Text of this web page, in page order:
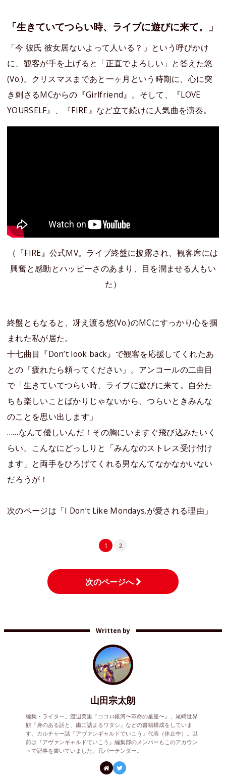
「生きていてつらい時、ライブに遊びに来て。」
「今 彼氏 彼女居ないよって人いる？」という呼びかけ
に、観客が手を上げると「正直でよろしい」と答えた悠
(Vo.)。クリスマスまであと一ヶ月という時期に、心に突
き刺さるMCからの『Girlfriend』。そして、『LOVE
YOURSELF』、『FIRE』など立て続けに人気曲を演奏。
（『FIRE』公式MV。ライブ終盤に披露され、観客席には
興奮と感動とハッピーさのあまり、目を潤ませる人もい
た）
終盤ともなると、冴え渡る悠(Vo.)のMCにすっかり心を掴
まれた私が居た。
十七曲目『Don’t look back』で観客を応援してくれたあ
との「疲れたら頼ってください」。アンコールの二曲目
で「生きていてつらい時、ライブに遊びに来て。自分た
ちも楽しいことばかりじゃないから、つらいときみんな
のことを思い出します」
……なんて優しいんだ！その胸にいますぐ飛び込みたいく
らい。こんなにどっしりと「みんなのストレス受け付け
ます」と両手をひろげてくれる男なんてなかなかいない
だろうが！
次のページは「I Don’t Like Mondays.が愛される理由」
1 2
次のページへ
Written by
山田宗太朗
編集・ライター。渡辺美里『ココロ銀河〜革命の星座〜』、尾崎世界
観『身のある話と、歯に詰まるワタシ』などの書籍構成をしていま
す。カルチャー誌『アヴァンギャルドでいこう』代表（休止中）。以
前は『アヴァンギャルドでいこう』編集部のメンバーもこのアカウン
トで記事を書いていました。元バーテンダー。